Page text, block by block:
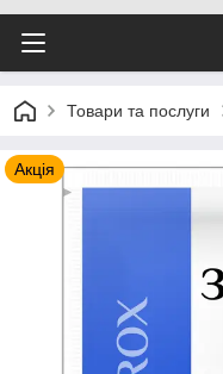
Товари та послуги
Акція